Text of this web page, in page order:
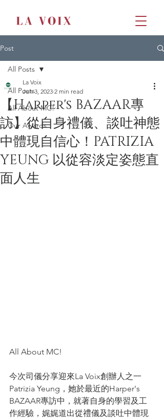
Post
All Posts
All About MC!
Our Awards
All Posts
【Harper's BAZAAR專
訪】從自身禮儀、談吐神態
中體現自信心！PATRIZIA
YEUNG 以從容淡定姿態直
面人生
La Voix
Jun 3, 2023 2 min read
All About MC!
今次司儀分享迎來La Voix創辦人之一
Patrizia Yeung，她於最近的Harper's
BAZAAR專訪中，就著自身的學習及工
作經驗，娓娓道出從禮儀及談吐中體現